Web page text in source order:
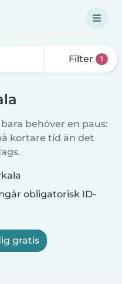
Filter 1
behöver en paus:
kortare tid än det
obligatorisk ID-
gratis